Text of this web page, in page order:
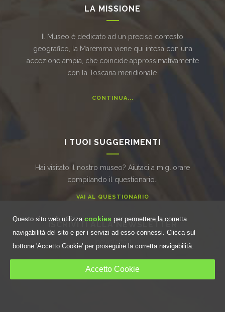
LA MISSIONE
Il Museo è dedicato ad un preciso contesto
geografico, la Maremma viene qui intesa con una
accezione ampia, che coincide approssimativamente
con la Toscana meridionale.
CONTINUA...
I TUOI SUGGERIMENTI
Hai visitato il nostro museo? Aiutaci a migliorare
compilando il questionario..
VAI AL QUESTIONARIO
ISCRIVITI ALLA NEWSLETTER
[newsletter]
Questo sito web utilizza cookies per permettere la corretta
navigabilità del sito e per i servizi ad esso connessi. Clicca sul
bottone 'Accetto Cookie' per proseguire la corretta navigabilità.
Accetto Cookie